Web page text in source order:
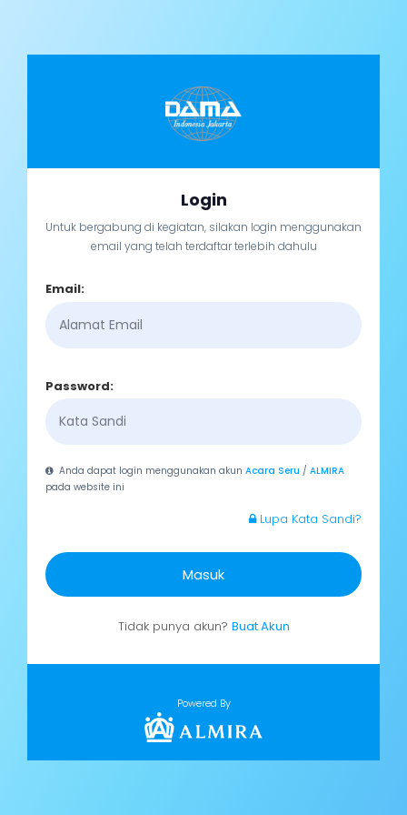
Login
Untuk bergabung di kegiatan, silakan login menggunakan
email yang telah terdaftar terlebih dahulu
Email:
Password:
Anda dapat login menggunakan akunAcara Seru /ALMIRA
pada website ini
Lupa Kata Sandi?
Masuk
Tidak punya akun? Buat Akun
Powered By